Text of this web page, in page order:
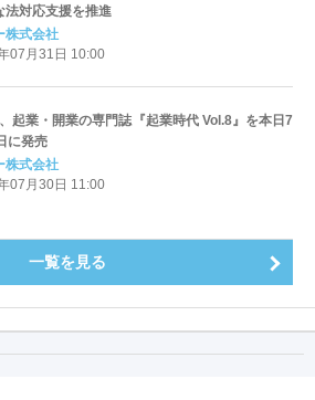
法対応支援を推進
株式会社
07月31日 10:00
起業・開業の専門誌『起業時代 Vol.8』を本日7
に発売
株式会社
07月30日 11:00
一覧を見る